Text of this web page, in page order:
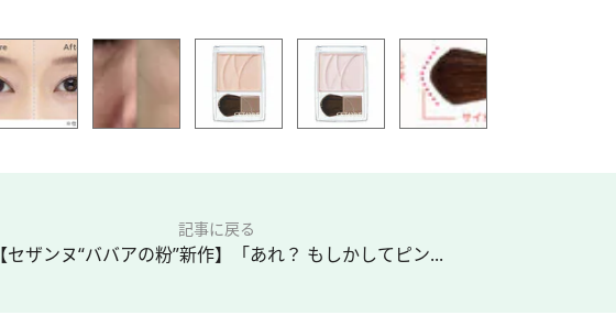
記事に戻る
【セザンヌ“ババアの粉”新作】「あれ？ もしかしてピン...